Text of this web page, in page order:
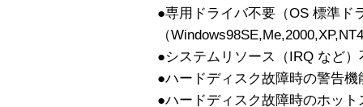
●専用ドライバ不要（OS 標準ド
（
●システムリソース（IRQ など）
●ハードディスク故障時の警告
●ハードディスク故障時のホッ